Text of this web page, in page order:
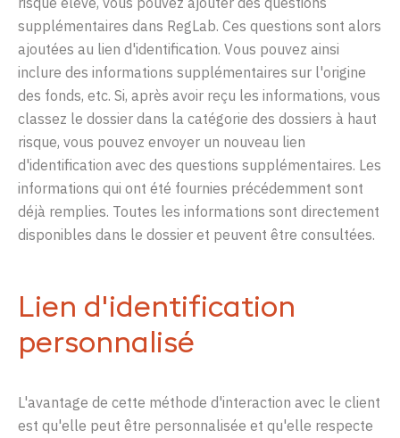
supplémentaires dans RegLab. Ces questions sont alors
ajoutées au lien d'identification. Vous pouvez ainsi
inclure des informations supplémentaires sur l'origine
des fonds, etc. Si, après avoir reçu les informations, vous
classez le dossier dans la catégorie des dossiers à haut
risque, vous pouvez envoyer un nouveau lien
d'identification avec des questions supplémentaires. Les
informations qui ont été fournies précédemment sont
déjà remplies. Toutes les informations sont directement
disponibles dans le dossier et peuvent être consultées.
Lien d'identification
personnalisé
L'avantage de cette méthode d'interaction avec le client
est qu'elle peut être personnalisée et qu'elle respecte